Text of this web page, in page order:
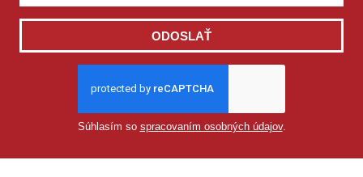
ODOSLAŤ
Súhlasím so spracovaním osobných údajov.